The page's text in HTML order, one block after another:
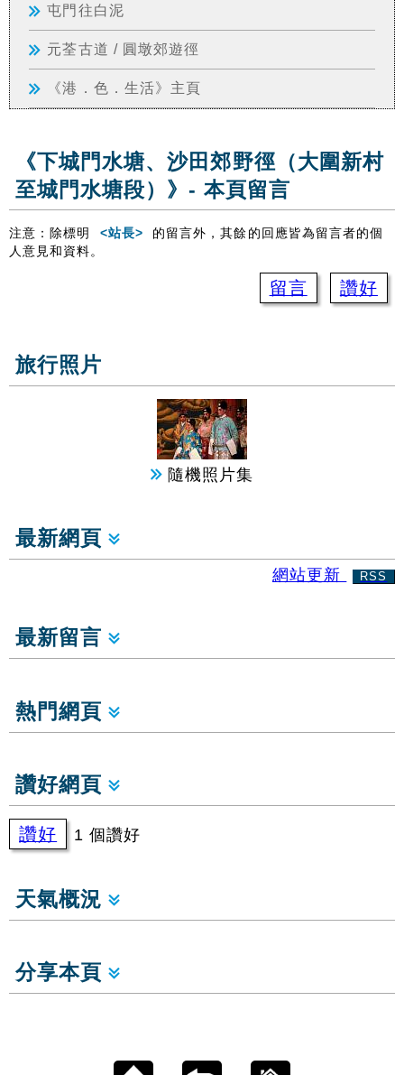
屯門往白泥
元荃古道 / 圓墩郊遊徑
《港．色．生活》主頁
《下城門水塘、沙田郊野徑（大圍新村
至城門水塘段）》- 本頁留言
注意：除標明 <站長>
的留言外，其餘的回應皆為留言者的個
人意見和資料。
留言 讚好
旅行照片
隨機照片集
最新網頁
網站更新 RSS
最新留言
熱門網頁
讚好網頁
讚好 1 個讚好
天氣概況
分享本頁